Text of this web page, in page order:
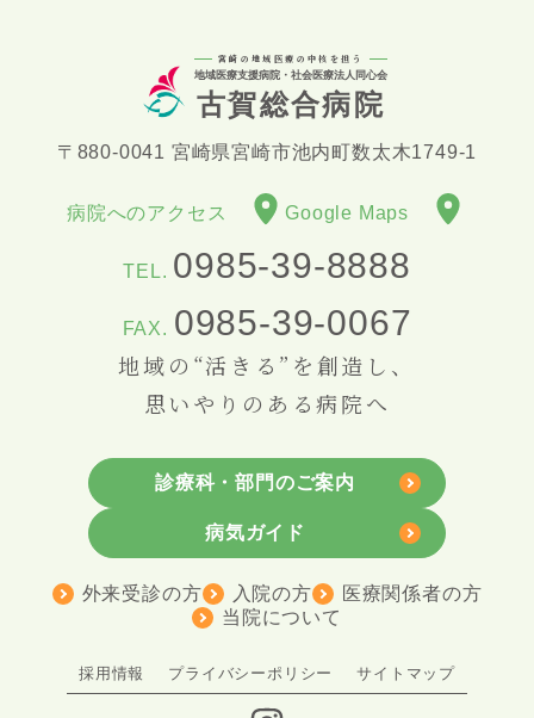
宮崎の地域医療の中核を担う
地域医療支援病院・社会医療法人同心会
古賀総合病院
〒880-0041 宮崎県宮崎市池内町数太木1749-1
病院へのアクセス Google Maps
TEL. 0985-39-8888
FAX. 0985-39-0067
地域の“活きる”を創造し、
思いやりのある病院へ
診療科・部門のご案内
病気ガイド
外来受診の方 入院の方
医療関係者の方
当院について
採用情報 プライバシーポリシー サイトマップ